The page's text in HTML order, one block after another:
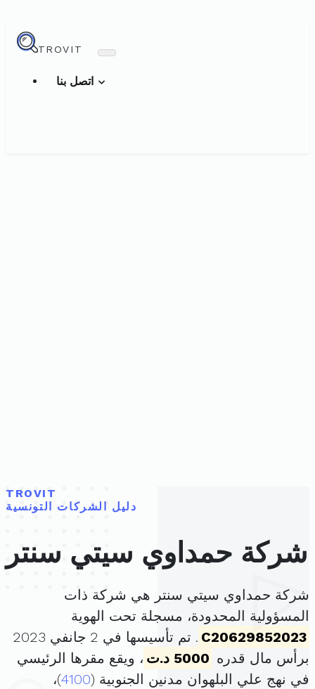
TROVIT
TROVIT
دليل الشركات التونسية
شركة حمداوي سيتي سنتر
شركة حمداوي سيتي سنتر هي شركة ذات
المسؤولية المحدودة، مسجلة تحت الهوية
C20629852023
. تم تأسيسها في 2 جانفي 2023
برأس مال قدره 5000 د.ت
، ويقع مقرها الرئيسي
في نهج علي البلهوان مدنين الجنوبية (4100)،